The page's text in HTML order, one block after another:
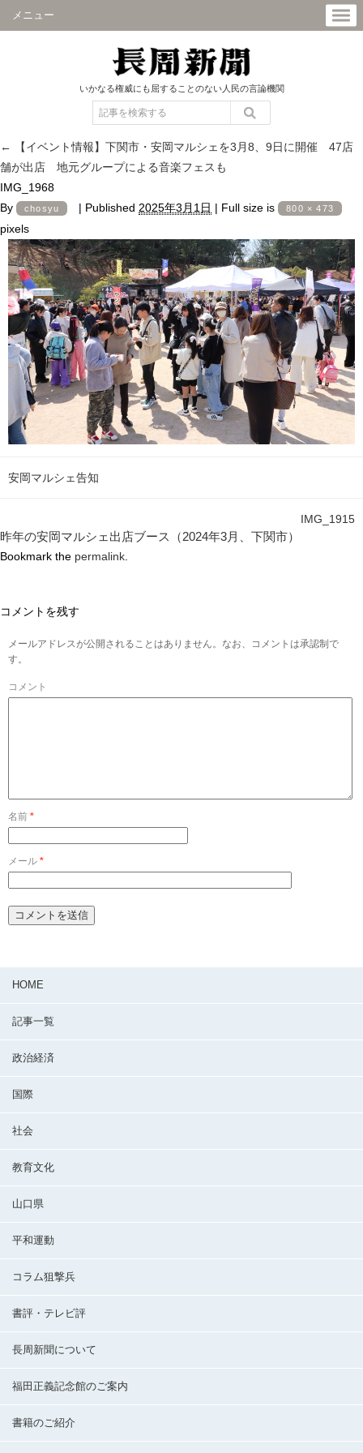
メニュー
いかなる権威にも屈することのない人民の言論機関
←
【イベント情報】下関市・安岡マルシェを3月8、9日に開催 47店
舗が出店 地元グループによる音楽フェスも
IMG_1968
By
chosyu | Published 2025年3月1日 | Full size is 800 × 473
pixels
安岡マルシェ告知
IMG_1915
昨年の安岡マルシェ出店ブース（2024年3月、下関市）
Bookmark the permalink
コメントを残す
メールアドレスが公開されることはありません。なお、コメントは承認制で
す。
コメント
名前 *
メール *
HOME
記事一覧
政治経済
国際
社会
教育文化
山口県
平和運動
コラム狙撃兵
書評・テレビ評
長周新聞について
福田正義記念館のご案内
書籍のご紹介